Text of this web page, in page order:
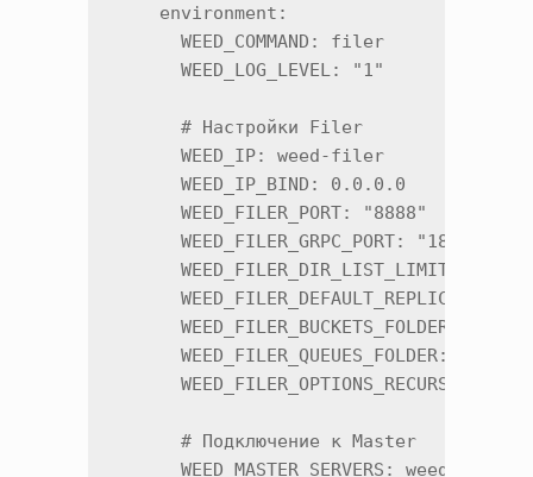
    environment:
      WEED_COMMAND: filer
      WEED_LOG_LEVEL: "1"
      # Настройки Filer
      WEED_IP: weed-filer
      WEED_IP_BIND: 0.0.0.0
      WEED_FILER_PORT: "8888"
      WEED_FILER_GRPC_PORT: "18888"
WEED_FILER_DIR_LIST_LIMIT:
WEED_FILER_BUCKETS_FOLDER: "/
WEED_FILER_QUEUES_FOLDER: "/
      # Подключение к Master
WEED_MASTER_SERVERS: weed-